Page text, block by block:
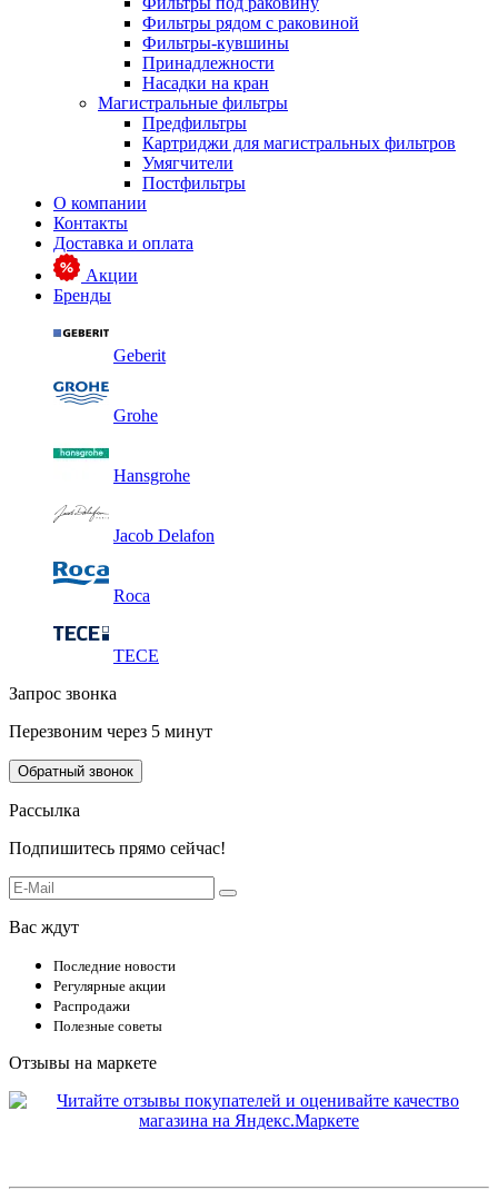
Фильтры рядом с раковиной
Фильтры-кувшины
Принадлежности
Насадки на кран
Магистральные фильтры
Предфильтры
Картриджи для магистральных фильтров
Умягчители
Постфильтры
О компании
Контакты
Доставка и оплата
Акции
Бренды
Geberit
Grohe
Hansgrohe
Jacob Delafon
Roca
TECE
Запрос звонка
Перезвоним через 5 минут
Обратный звонок
Рассылка
Подпишитесь прямо сейчас!
Вас ждут
Последние новости
Регулярные акции
Распродажи
Полезные советы
Отзывы на маркете